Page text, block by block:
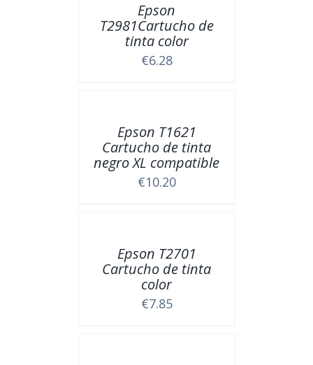
Epson
T2981Cartucho de
tinta color
€6.28
Epson T1621
Cartucho de tinta
negro XL compatible
€10.20
Epson T2701
Cartucho de tinta
color
€7.85